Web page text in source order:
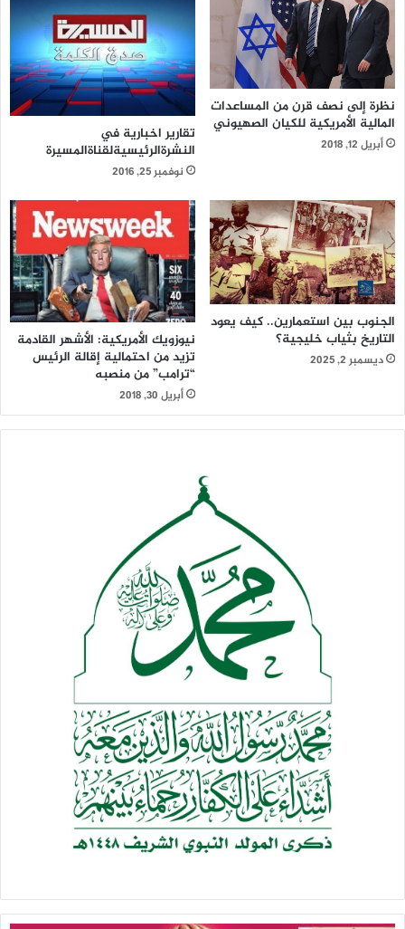
سياحية و103 ملعبا ومنشآت رياضية، لتصبح أهم القطاعات الخاصة
والعامة والمختلطة خارج عملية الإنتاج، ما كلف الاقتصاد الوطني
خسائر كبيرة وخلق أزمات اجتماعية تمثلت بالبطالة والفقر.
سبأ
نظرة إلى نصف قرن من المساعدات
المالية الأمريكية للكيان الصهيوني
أبريل 12, 2018
تقارير اخبارية في
النشرةالرئيسيةلقناةالمسيرة
نوفمبر 25, 2016
الجنوب بين استعمارين.. كيف يعود
التاريخ بثياب خليجية؟
ديسمبر 2, 2025
نيوزويك الأمريكية: الأشهر القادمة
تزيد من احتمالية إقالة الرئيس
“ترامب” من منصبه
أبريل 30, 2018